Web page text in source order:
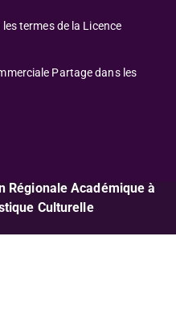
termes de la Licence
Partage dans les
Régionale Académique à
Culturelle